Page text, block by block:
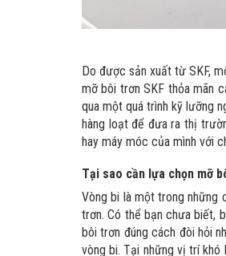
Do được sản xuất từ SKF,
mỡ bôi trơn SKF thỏa mãn
qua một quá trình kỹ lưỡng
hàng loạt để đưa ra thị
hay máy móc của mình với
Tại sao cần lựa chọn mỡ
Vòng bi là một trong những
trơn. Có thể bạn chưa biết,
bôi trơn đúng cách đòi hỏi
vòng bi. Tại những vị trí